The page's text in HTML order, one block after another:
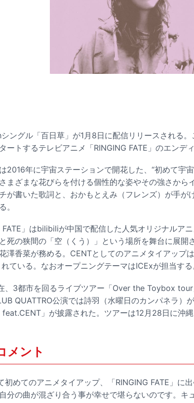
ングル「百日草」が1月8日に配信リリースされる
ートするテレビアニメ「RINGING FATE」のエンデ
は2016年に宇宙ステーションで開花した、“初めて宇
まざまな花びらを付ける個性的な姿やその強さから
が書いた歌詞と、おかもとえみ（フレンズ）が手が
。
FATE」はbilibiliが中国で配信した人気オリジナルア
死の狭間の「空（くう）」という場所を舞台に展開
澤香菜が務める。CENTとしてのアニメタイアップ
ている。なおオープニングテーマはICExが担当する
、3都市を回るライブツアー「Over the Toybox
QUATTRO公演では詩羽（水曜日のカンパネラ）
」が披露された。ツアーは12月28日に沖
メント
初めてのアニメタイアップ、「RINGING FATE」に
分の曲が混ざり合う事が幸せで堪らないのです。キ